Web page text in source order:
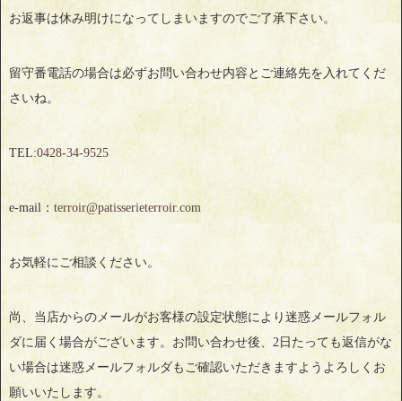
お返事は休み明けになってしまいますのでご了承下さい。
留守番電話の場合は必ずお問い合わせ内容とご連絡先を入れてくだ
さいね。
TEL:0428‐34‐9525
e-mail： terroir@patisserieterroir.com
お気軽にご相談ください。
尚、当店からのメールがお客様の設定状態により迷惑メールフォル
ダに届く場合がございます。お問い合わせ後、2日たっても返信がな
い場合は迷惑メールフォルダもご確認いただきますようよろしくお
願いいたします。